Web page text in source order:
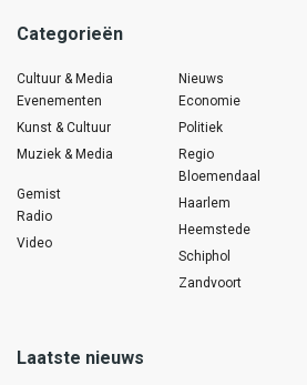
Categorieën
Cultuur & Media
Evenementen
Kunst & Cultuur
Muziek & Media
Gemist
Radio
Video
Nieuws
Economie
Politiek
Regio
Bloemendaal
Haarlem
Heemstede
Schiphol
Zandvoort
Laatste nieuws